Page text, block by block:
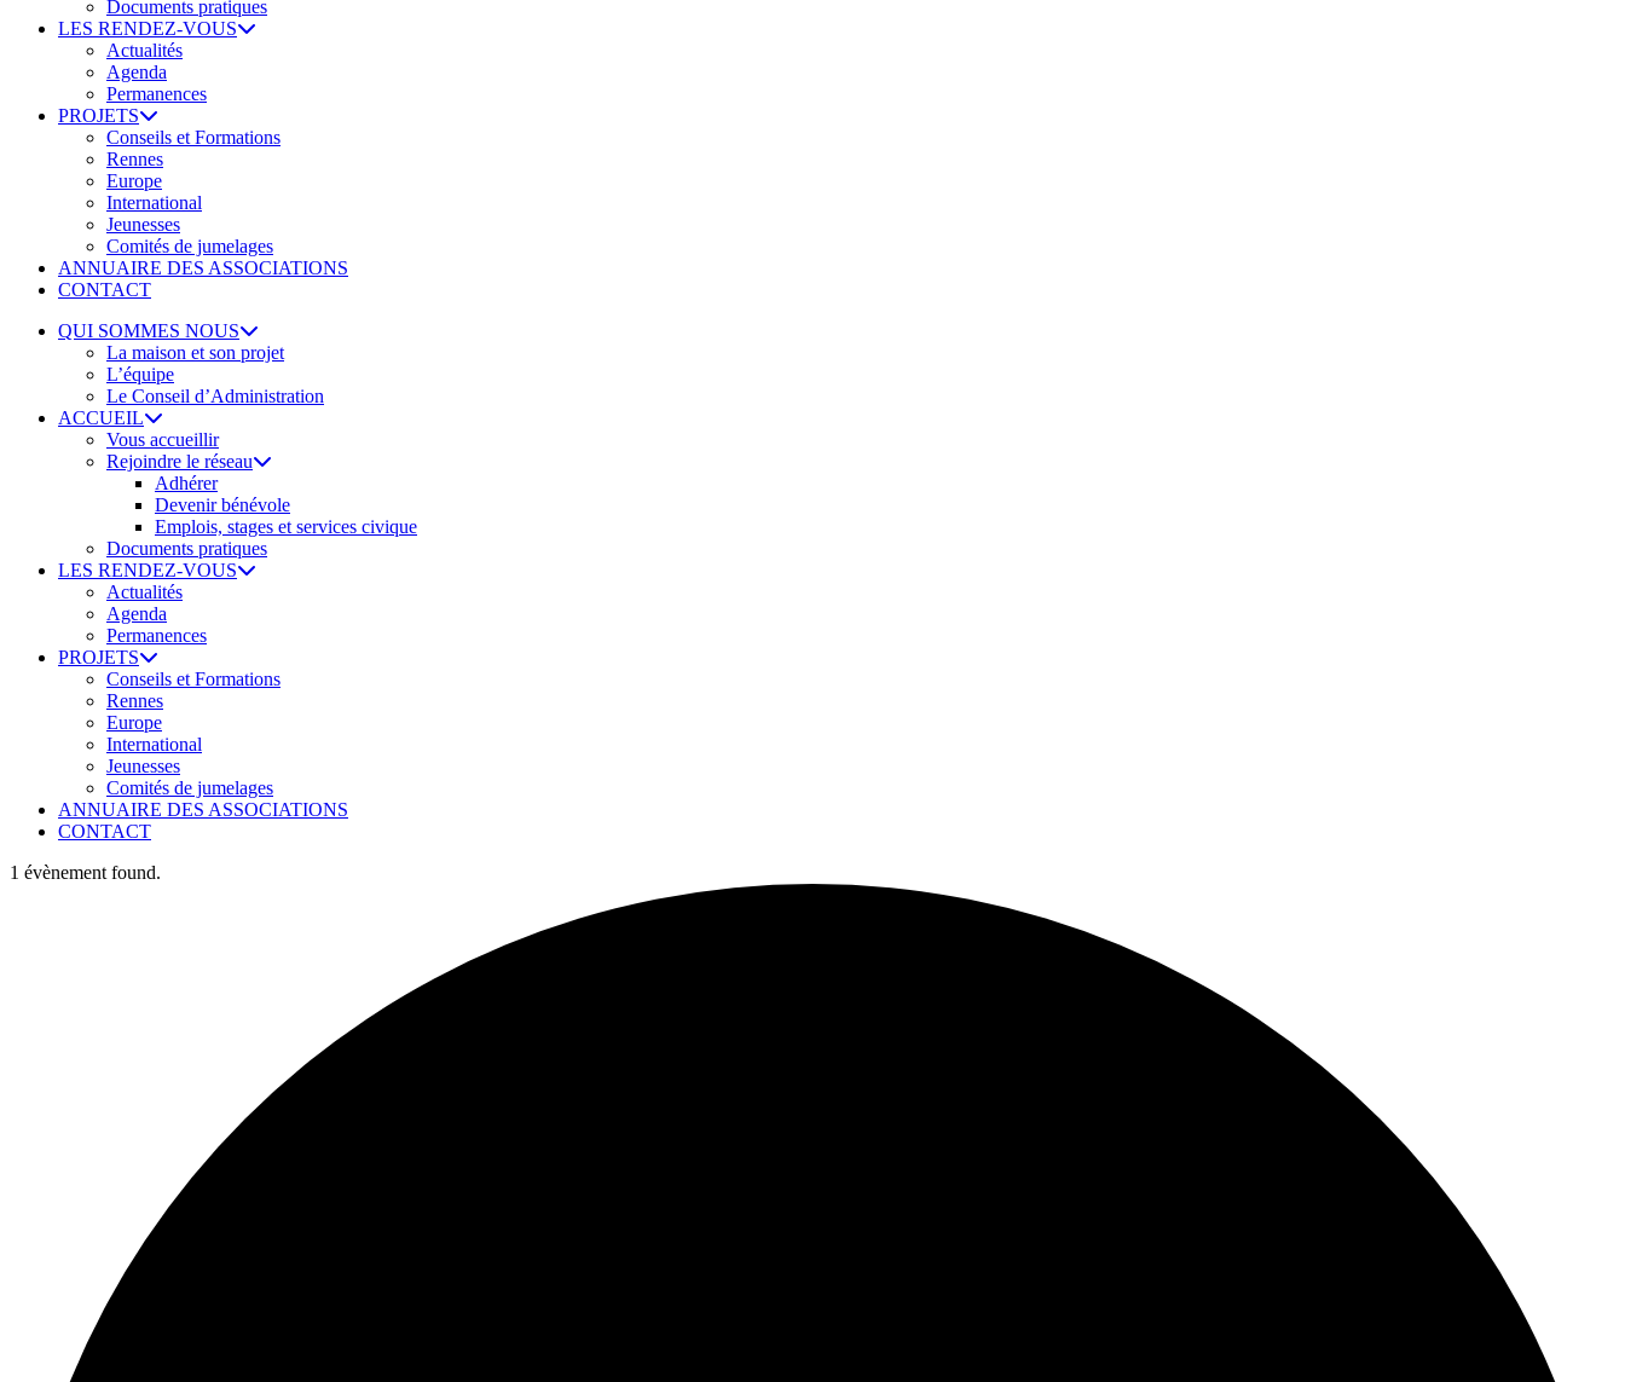
Documents pratiques
LES RENDEZ-VOUS
Actualités
Agenda
Permanences
PROJETS
Conseils et Formations
Rennes
Europe
International
Jeunesses
Comités de jumelages
ANNUAIRE DES ASSOCIATIONS
CONTACT
QUI SOMMES NOUS
La maison et son projet
L’équipe
Le Conseil d’Administration
ACCUEIL
Vous accueillir
Rejoindre le réseau
Adhérer
Devenir bénévole
Emplois, stages et services civique
Documents pratiques
LES RENDEZ-VOUS
Actualités
Agenda
Permanences
PROJETS
Conseils et Formations
Rennes
Europe
International
Jeunesses
Comités de jumelages
ANNUAIRE DES ASSOCIATIONS
CONTACT
1 évènement found.